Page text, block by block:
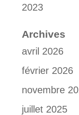
2023
Archives
avril 2026
février 2026
novembre
juillet 2025